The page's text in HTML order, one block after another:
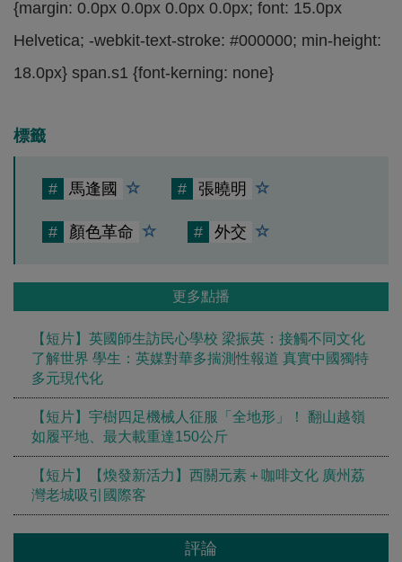
{margin: 0.0px 0.0px 0.0px 0.0px; font: 15.0px
Helvetica; -webkit-text-stroke: #000000; min-height:
18.0px} span.s1 {font-kerning: none}
標籤
# 馬逢國 # 張曉明
# 顏色革命 # 外交
更多點播
【短片】英國師生訪民心學校 梁振英：接觸不同文化
了解世界 學生：英媒對華多揣測性報道 真實中國獨特
多元現代化
【短片】宇樹四足機械人征服「全地形」！ 翻山越嶺
如履平地、最大載重達150公斤
【短片】【煥發新活力】西關元素＋咖啡文化 廣州荔
灣老城吸引國際客
評論